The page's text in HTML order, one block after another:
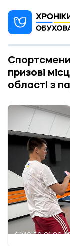
призові
області з
12:52